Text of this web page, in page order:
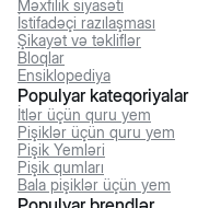
Məxfilik siyasəti
İstifadəçi razılaşması
Şikayət və təkliflər
Bloqlar
Ensiklopediya
Populyar kateqoriyalar
İtlər üçün quru yem
Pişiklər üçün quru yem
Pişik Yemləri
Pişik qumları
Bala pişiklər üçün yem